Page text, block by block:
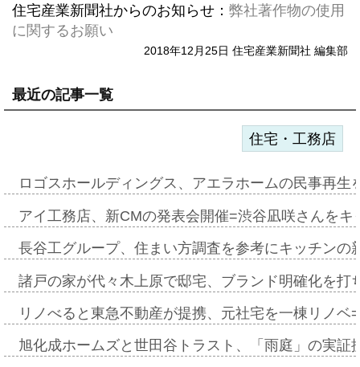
住宅産業新聞社からのお知らせ： 弊社著作物の使用
に関するお願い
2018年12月25日 住宅産業新聞社 編集部
最近の記事一覧
住宅・工務店
ロゴスホールディングス、アエラホームの民事再
アイ工務店、新CMの発表会開催=渋谷凪咲さんを
長谷工グループ、住まい方調査を参考にキッチン
諸戸の家が代々木上原で邸宅、ブランド明確化を
リノべると東急不動産が提携、元社宅を一棟リノ
旭化成ホームズと世田谷トラスト、「雨庭」の実